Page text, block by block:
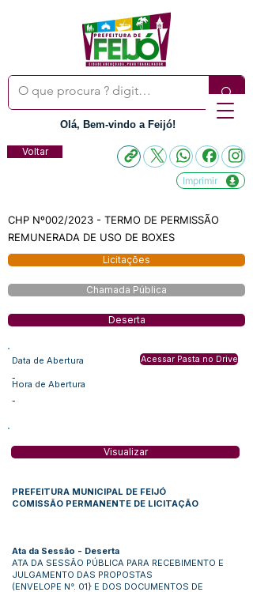
Olá, Bem-vindo a Feijó!
Voltar
Imprimir
CHP Nº002/2023 - TERMO DE PERMISSÃO
REMUNERADA DE USO DE BOXES
Licitações
Chamada Pública
Deserta
Data de Abertura
-
Hora de Abertura
-
Acessar Pasta no Drive
Visualizar
PREFEITURA MUNICIPAL DE FEIJÓ
COMISSÃO PERMANENTE DE LICITAÇÃO
Ata da Sessão - Deserta
ATA DA SESSÃO PÚBLICA PARA RECEBIMENTO E
JULGAMENTO DAS PROPOSTAS
(ENVELOPE N°. 01} E DOS DOCUMENTOS DE